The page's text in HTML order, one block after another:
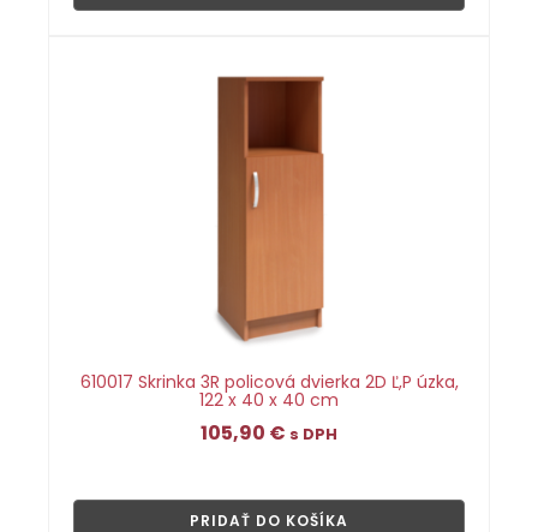
610017 Skrinka 3R policová dvierka 2D Ľ,P úzka,
122 x 40 x 40 cm
105,90 € s DPH
PRIDAŤ DO KOŠÍKA